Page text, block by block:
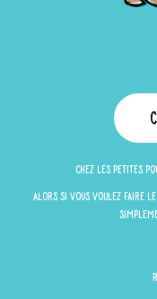
Chez Les Petites
Alors si vous voulez faire le